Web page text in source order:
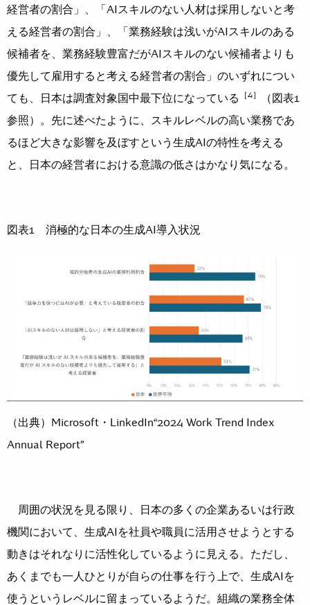
経営者の割合」、「AIスキルのない人材は採用しないと考
える経営者の割合」、「業務経験は浅いがAIスキルのある
候補者を、業務経験豊富だがAIスキルのない候補者よりも
優先して雇用すると考える経営者の割合」のいずれについ
ても、日本は調査対象国中最下位になっている
［4］
（図表1
参照）。先に述べたように、スキルレベルの高い業務であ
るほど大きな影響を及ぼすという生成AIの特性を考える
と、日本の経営者における意識の低さはかなり気になる。
図表1 消極的な日本の生成AI導入状況
（出典）Microsoft・LinkedIn“2024 Work Trend Index
Annual Report”
周囲の状況を見る限り、日本の多くの企業あるいは行政
機関において、生成AIを社員や職員に活用させようとする
動きはそれなりに活性化しているように見える。ただし、
あくまでも一人ひとりが自らの仕事を行う上で、生成AIを
使うというレベルに留まっているようだ。組織の業務全体